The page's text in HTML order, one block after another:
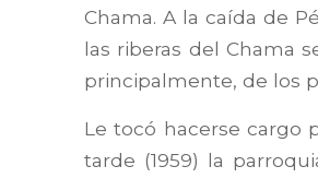
Chama. A la caída de
las riberas del Chama
principalmente, de los
Le tocó hacerse cargo
tarde (1959) la